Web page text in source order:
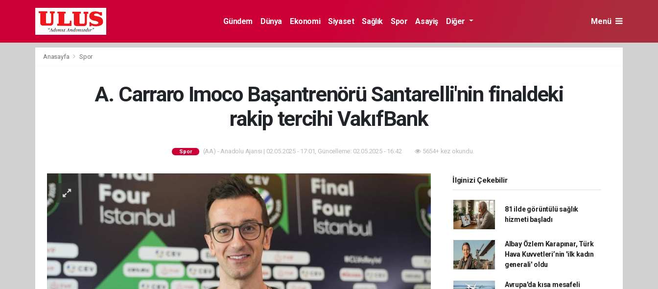
Gündem Dünya Ekonomi Siyaset Sağlık Spor Asayiş Diğer Menü
Anasayfa Spor
A. Carraro Imoco Başantrenörü Santarelli'nin finaldeki
rakip tercihi VakıfBank
Spor (AA) - Anadolu Ajansı | 02.05.2025 - 17:01, Güncelleme: 02.05.2025 - 16:42 5654+ kez okundu.
İlginizi Çekebilir
81 ilde görüntülü sağlık
hizmeti başladı
Albay Özlem Karapınar, Türk
Hava Kuvvetleri’nin 'ilk kadın
generali' oldu
Avrupa'da kısa mesafeli